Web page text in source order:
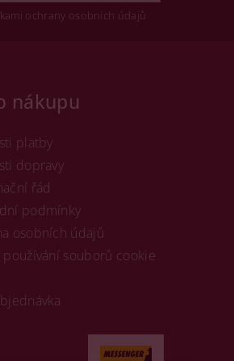
ochrany osobních údajů
nákupu
platby
dopravy
řád
podmínky
osobních údajů
používání souborů cookie